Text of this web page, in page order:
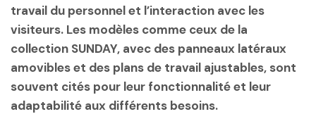
travail du personnel et l’interaction avec les
visiteurs. Les modèles comme ceux de la
collection SUNDAY, avec des panneaux latéraux
amovibles et des plans de travail ajustables, sont
souvent cités pour leur fonctionnalité et leur
adaptabilité aux différents besoins.